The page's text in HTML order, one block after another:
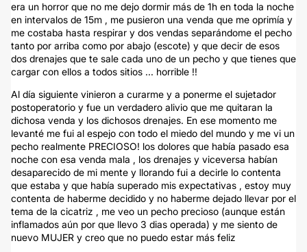
era un horror que no me dejo dormir más de 1h en toda la noche
en intervalos de 15m , me pusieron una venda que me oprimía y
me costaba hasta respirar y dos vendas separándome el pecho
tanto por arriba como por abajo (escote) y que decir de esos
dos drenajes que te sale cada uno de un pecho y que tienes que
cargar con ellos a todos sitios ... horrible !!
Al día siguiente vinieron a curarme y a ponerme el sujetador
postoperatorio y fue un verdadero alivio que me quitaran la
dichosa venda y los dichosos drenajes. En ese momento me
levanté me fui al espejo con todo el miedo del mundo y me vi un
pecho realmente PRECIOSO! los dolores que había pasado esa
noche con esa venda mala , los drenajes y viceversa habían
desaparecido de mi mente y llorando fui a decirle lo contenta
que estaba y que había superado mis expectativas , estoy muy
contenta de haberme decidido y no haberme dejado llevar por el
tema de la cicatriz , me veo un pecho precioso (aunque están
inflamados aún por que llevo 3 dias operada) y me siento de
nuevo MUJER y creo que no puedo estar más feliz